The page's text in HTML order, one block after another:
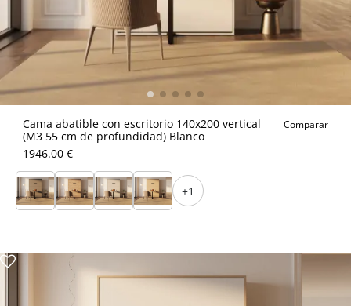
Cama abatible con escritorio 140x200 vertical
(M3 55 cm de profundidad) Blanco
Comparar
1946.00 €
+1